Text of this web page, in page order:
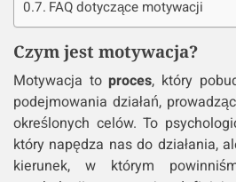
FAQ dotyczące motywacji
Czym jest motywacja?
Motywacja toproces, który
podejmowania działań,
określonych celów. To
który napędza nas do działania,
kierunek, w którym